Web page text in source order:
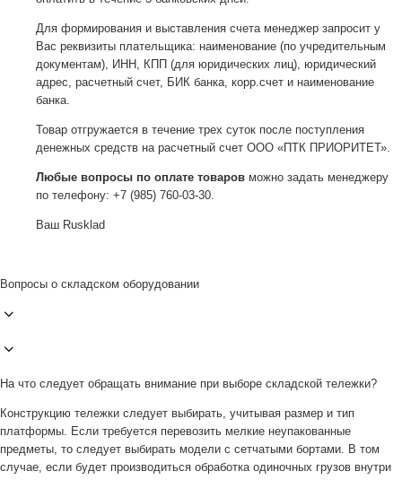
Для формирования и выставления счета менеджер запросит у
Вас реквизиты плательщика: наименование (по учредительным
документам), ИНН, КПП (для юридических лиц), юридический
адрес, расчетный счет, БИК банка, корр.счет и наименование
банка.
Товар отгружается в течение трех суток после поступления
денежных средств на расчетный счет ООО «ПТК ПРИОРИТЕТ».
Любые вопросы по оплате товаров можно задать менеджеру
по телефону: +7 (985) 760-03-30.
Ваш Rusklad
Вопросы о складском оборудовании
На что следует обращать внимание при выборе складской тележки?
Конструкцию тележки следует выбирать, учитывая размер и тип
платформы. Если требуется перевозить мелкие неупакованные
предметы, то следует выбирать модели с сетчатыми бортами. В том
случае, если будет производиться обработка одиночных грузов внутри